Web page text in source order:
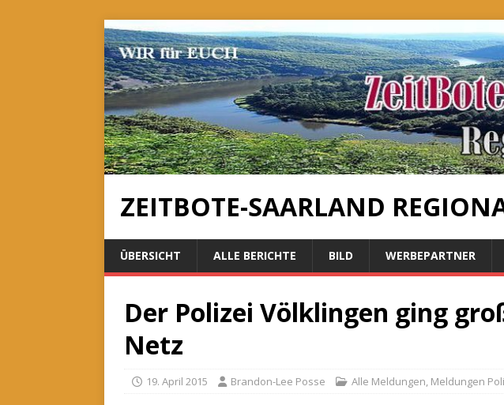
ZEITBOTE-SAARLAND
ÜBERSICHT ALLE BERICHTE BILD WERBEPARTNER
Der Polizei Völklingen ging
Netz
19. April 2015 Brandon-Lee Posse Alle Meldungen, Meldungen